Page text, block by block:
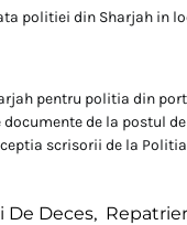
politiei din Sharjah in
pentru politia din
de la postul
scrisorii de la
De Deces,